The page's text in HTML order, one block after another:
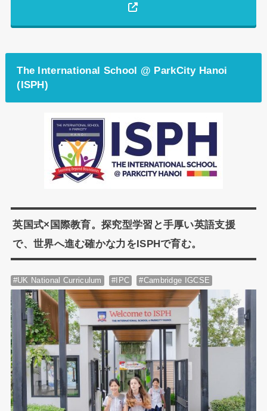
The International School @ ParkCity Hanoi
(ISPH)
英国式×国際教育。探究型学習と手厚い英語支援
で、世界へ進む確かな力をISPHで育む。
#UK National Curriculum #IPC #Cambridge IGCSE